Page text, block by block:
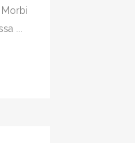
...